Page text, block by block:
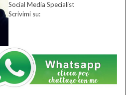
Social Media Specialist
Scrivimi su: